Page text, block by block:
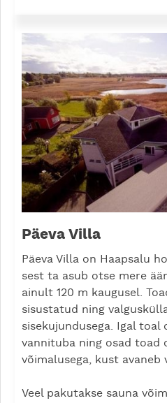
Päeva Villa
Päeva Villa on Haapsalu
sest ta asub otse mere
ainult 120 m kaugusel.
sisustatud ning
sisekujundusega. Igal toal
vannituba ning osad toad
võimalusega, kust avaneb
Veel pakutakse sauna